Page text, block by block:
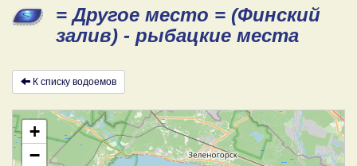
= Другое место = (Финский
залив) - рыбацкие места
К списку водоемов
+
−